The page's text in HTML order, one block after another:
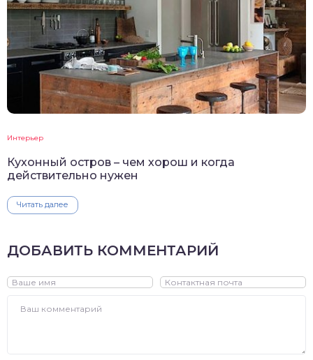
Интерьер
Кухонный остров – чем хорош и когда
действительно нужен
Читать далее
ДОБАВИТЬ КОММЕНТАРИЙ